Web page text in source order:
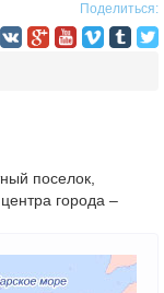
Поделиться:
поселок,
города –